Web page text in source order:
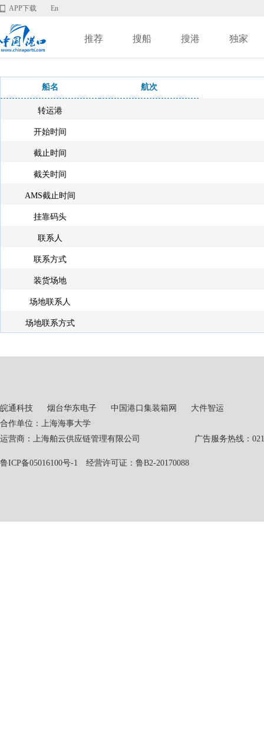
APP下载 En
推荐 搜船 搜港 独家
船名 航次
转运港
开始时间
截止时间
截关时间
AMS截止时间
挂靠码头
联系人
联系方式
装货场地
场地联系人
场地联系方式
皖通科技 烟台华东电子 中国港口集装箱网
大件智运
合作单位：上海海事大学
运营商：上海舶云供应链管理有限公司 广告服务热线：021-
鲁ICP备05016100号-1 经营许可证：鲁B2-20170088